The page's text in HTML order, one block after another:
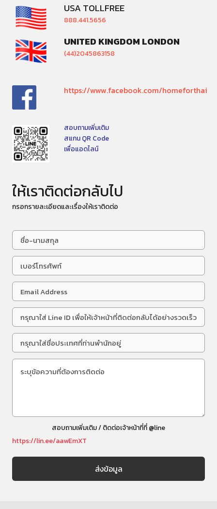
USA TOLLFREE
888.441.5656
UNITED KINGDOM LONDON
(44)2045863158
https://www.facebook.com/homeforthai
สอบถามเพิ่มเติม
สแกน QR Code
เพื่อแอดไลน์
ให้เราติดต่อกลับไป
กรอกรายละเอียดและเรื่องให้เราติดต่อ
สอบถามเพิ่มเติม / ติดต่อเจ้าหน้าที่ที่ @line
https://lin.ee/aawEmXT